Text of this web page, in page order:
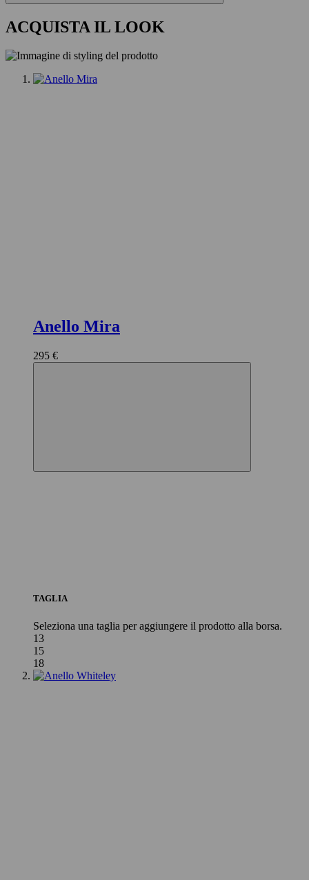
ACQUISTA IL LOOK
Anello Mira
295 €
TAGLIA
Seleziona una taglia per aggiungere il prodotto alla borsa.
13
15
18